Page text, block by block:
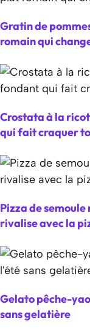
Gratin de
romain qui
Crostata à la
qui fait craquer
Pizza de
rivalise avec la
Gelato pêche-
sans gelatière